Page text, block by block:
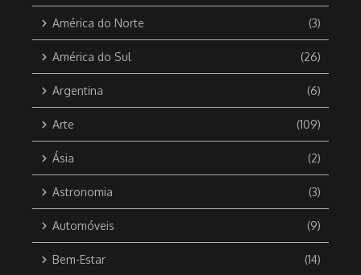
América do Norte (3)
América do Sul (26)
Argentina (6)
Arte (109)
Ásia (2)
Astronomia (3)
Automóveis (9)
Bem-Estar (14)